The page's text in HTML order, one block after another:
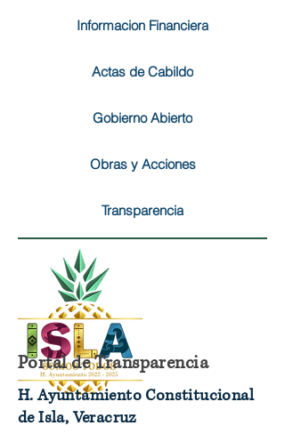
Informacion Financiera
Actas de Cabildo
Gobierno Abierto
Obras y Acciones
Transparencia
Portal de Transparencia
H. Ayuntamiento Constitucional
de Isla, Veracruz